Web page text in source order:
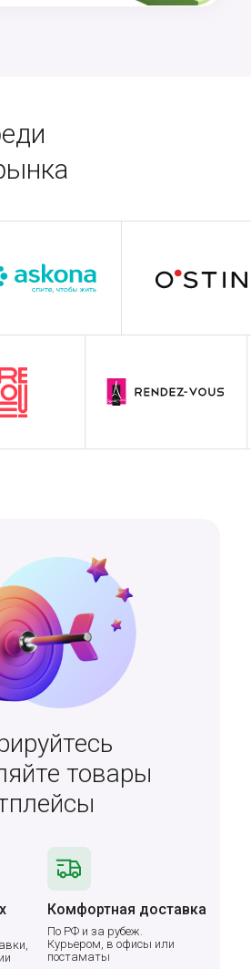
товары
Комфортная доставка
По РФ и за рубеж.
Курьером, в офисы или
постаматы